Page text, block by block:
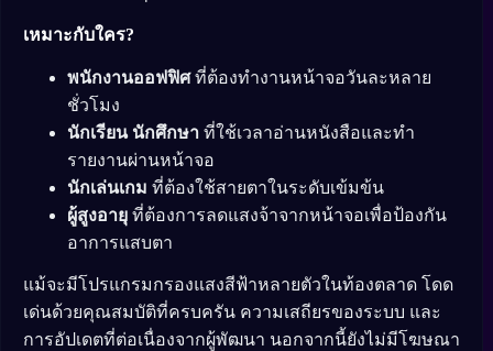
เหมาะกับใคร?
พนักงานออฟฟิศที่ต้องทำงานหน้าจอวันละหลาย
ชั่วโมง
นักเรียน นักศึกษา ที่ใช้เวลาอ่านหนังสือและทำ
รายงานผ่านหน้าจอ
นักเล่นเกม ที่ต้องใช้สายตาในระดับเข้มข้น
ผู้สูงอายุ ที่ต้องการลดแสงจ้าจากหน้าจอเพื่อป้องกัน
อาการแสบตา
แม้จะมีโปรแกรมกรองแสงสีฟ้าหลายตัวในท้องตลาด โดด
เด่นด้วยคุณสมบัติที่ครบครัน ความเสถียรของระบบ และ
การอัปเดตที่ต่อเนื่องจากผู้พัฒนา นอกจากนี้ยังไม่มีโฆษณา